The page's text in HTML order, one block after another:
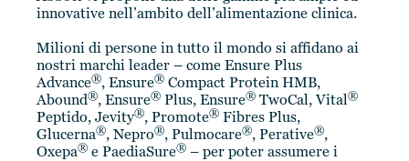
innovative nell’ambito dell’alimentazione clinica.
Milioni di persone in tutto il mondo si affidano ai
nostri marchi leader – come Ensure Plus
Advance®, Ensure® Compact Protein HMB,
Abound®, Ensure® Plus, Ensure® TwoCal, Vital®
Peptido, Jevity®, Promote® Fibres Plus,
Glucerna®, Nepro®, Pulmocare®, Perative®,
Oxepa® e PaediaSure® – per poter assumere i